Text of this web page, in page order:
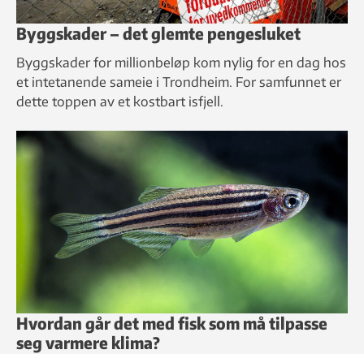
Byggskader – det glemte pengesluket
Byggskader for millionbeløp kom nylig for en dag hos
et intetanende sameie i Trondheim. For samfunnet er
dette toppen av et kostbart isfjell.
Hvordan går det med fisk som må tilpasse
seg varmere klima?